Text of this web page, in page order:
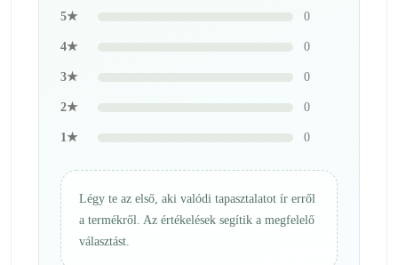
5★ 0
4★ 0
3★ 0
2★ 0
1★ 0
Légy te az első, aki valódi tapasztalatot ír erről
a termékről. Az értékelések segítik a megfelelő
választást.